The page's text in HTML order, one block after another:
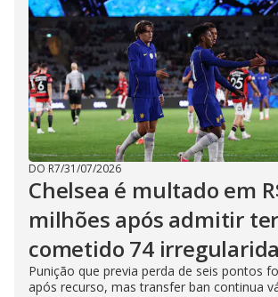
DO R7/31/07/2026
Chelsea é multado em
milhões após admitir ter
cometido 74
Punição que previa perda de seis pontos
após recurso, mas transfer ban continua